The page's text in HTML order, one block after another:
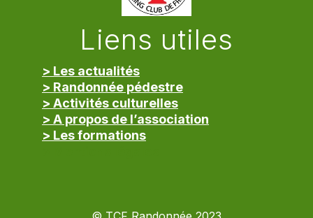
Liens utiles
> Les actualités
> Randonnée pédestre
> Activités culturelles
> A propos de l’association
> Les formations